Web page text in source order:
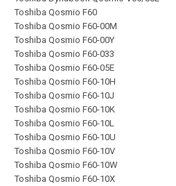
Toshiba Qosmio F60
Toshiba Qosmio F60-00M
Toshiba Qosmio F60-00Y
Toshiba Qosmio F60-033
Toshiba Qosmio F60-05E
Toshiba Qosmio F60-10H
Toshiba Qosmio F60-10J
Toshiba Qosmio F60-10K
Toshiba Qosmio F60-10L
Toshiba Qosmio F60-10U
Toshiba Qosmio F60-10V
Toshiba Qosmio F60-10W
Toshiba Qosmio F60-10X